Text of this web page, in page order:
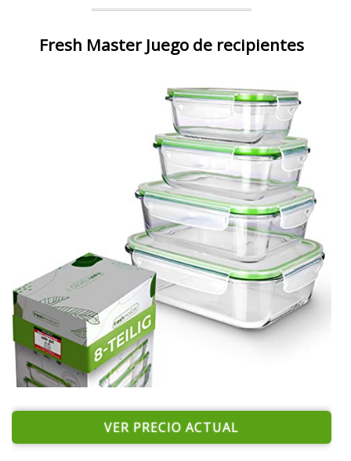
Fresh Master Juego de recipientes
VER PRECIO ACTUAL